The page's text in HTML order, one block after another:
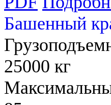
Башенный
25000 кг